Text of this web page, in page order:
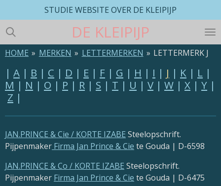
direct
naar
de
hoofdinhoud
DE KLEIPIJP
STUDIE WEBSITE OVER DE KLEIPIJP
HOME » MERKEN » LETTERMERKEN » LETTERMERK J
| A | B | C | D | E | F | G | H | I | J | K | L |
M | N | O | P | R | S | T | U | V | W | X | Y |
Z |
JAN.PRINCE & Cie / KORTE IZABE Steelopschrift.
Pijpenmaker Firma Jan Prince & Cie te Gouda | D-6598
JAN.PRINCE & Co / KORTE IZABE Steelopschrift.
Pijpenmaker Firma Jan Prince & Cie te Gouda | D-6475